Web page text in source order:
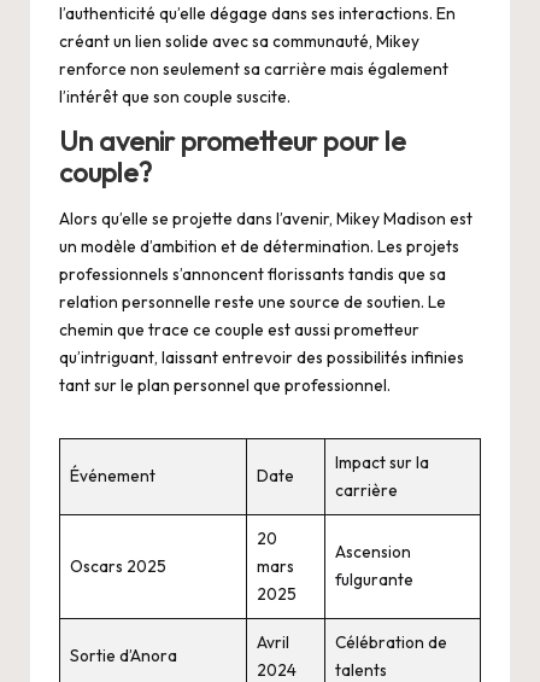
l’authenticité qu’elle dégage dans ses interactions. En
créant un lien solide avec sa communauté, Mikey
renforce non seulement sa carrière mais également
l’intérêt que son couple suscite.
Un avenir prometteur pour le
couple?
Alors qu’elle se projette dans l’avenir, Mikey Madison est
un modèle d’ambition et de détermination. Les projets
professionnels s’annoncent florissants tandis que sa
relation personnelle reste une source de soutien. Le
chemin que trace ce couple est aussi prometteur
qu’intriguant, laissant entrevoir des possibilités infinies
tant sur le plan personnel que professionnel.
Événement Date
Impact sur la
carrière
Oscars 2025
20
mars
2025
Ascension
fulgurante
Sortie d’Anora
Avril
2024
Célébration de
talents